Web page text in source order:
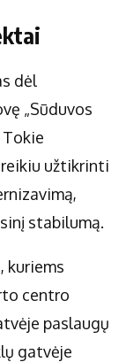
dėl
„Sūduvos
užtikrinti
stabilumą.
kuriems
centro
paslaugų
gatvėje